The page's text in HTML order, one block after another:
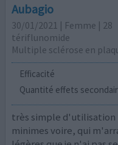
Aubagio
30/01/2021 | Femme | 28
tériflunomide
Multiple sclérose en
Efficacité
Quantité effets
très simple d'utilisation
minimes voire, qui